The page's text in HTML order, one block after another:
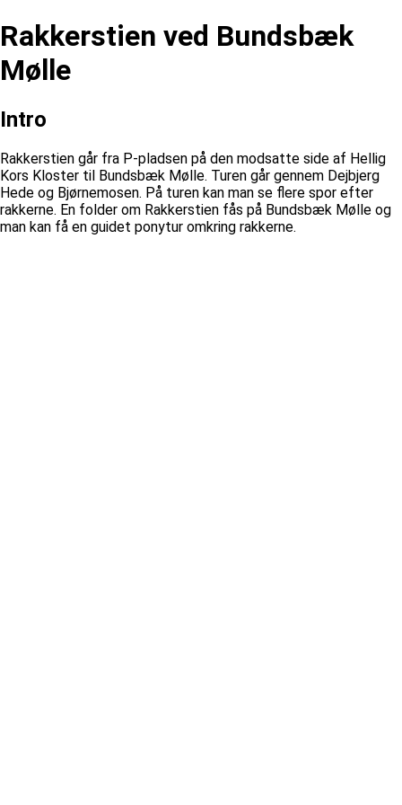
Rakkerstien ved Bundsbæk
Mølle
Intro
Rakkerstien går fra P-pladsen på den modsatte side af Hellig
Kors Kloster til Bundsbæk Mølle. Turen går gennem Dejbjerg
Hede og Bjørnemosen. På turen kan man se flere spor efter
rakkerne. En folder om Rakkerstien fås på Bundsbæk Mølle og
man kan få en guidet ponytur omkring rakkerne.